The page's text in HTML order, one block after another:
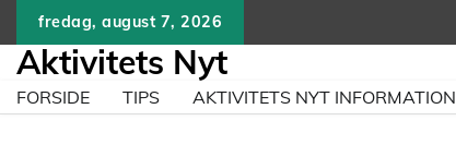
content
fredag, august 7, 2026
Aktivitets Nyt
FORSIDE TIPS AKTIVITETS NYT INFORMATION